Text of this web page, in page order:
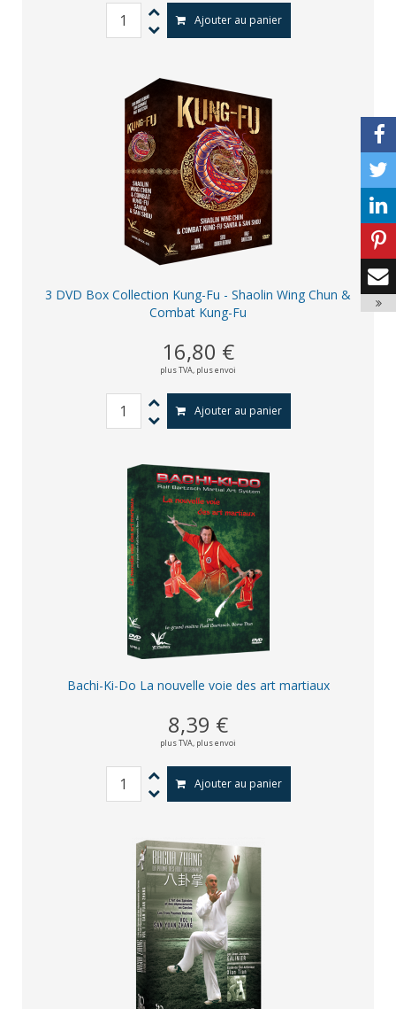
Ajouter au panier
3 DVD Box Collection Kung-Fu - Shaolin Wing Chun &
Combat Kung-Fu
16,80 €
plus TVA, plus envoi
Ajouter au panier
Bachi-Ki-Do La nouvelle voie des art martiaux
8,39 €
plus TVA, plus envoi
Ajouter au panier